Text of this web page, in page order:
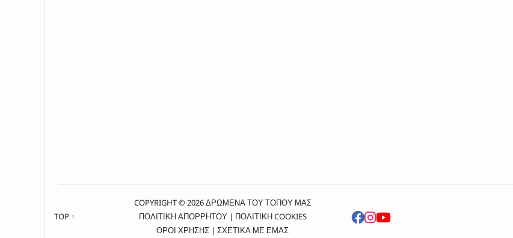
TOP ↑
COPYRIGHT © 2026 ΔΡΩΜΕΝΑ ΤΟΥ ΤΟΠΟΥ ΜΑΣ
ΠΟΛΙΤΙΚΗ ΑΠΟΡΡΗΤΟΥ| ΠΟΛΙΤΙΚΗ COOKIES
ΟΡΟΙ ΧΡΗΣΗΣ | ΣΧΕΤΙΚΑ ΜΕ ΕΜΑΣ